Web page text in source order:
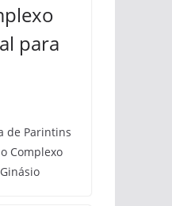
para
de Parintins
Complexo